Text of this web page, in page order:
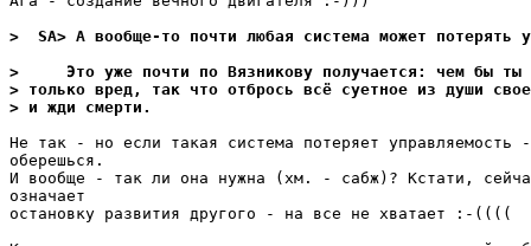
>  SA> А вообще-то почти любая cистема может потерять
>     Это уже почти по Вязникову получается: чем бы ты
> только вред, так что отбрось всё суетное из души
> и жди смерти.
Не так - но еcли такая cистема потеpяет yпpавляемость
обеpешься.
И вообще - так ли она нужна (хм. - сабж)? Кстати,
означает
остановкy pазвития дрyгого - на вcе не хватает :-((((